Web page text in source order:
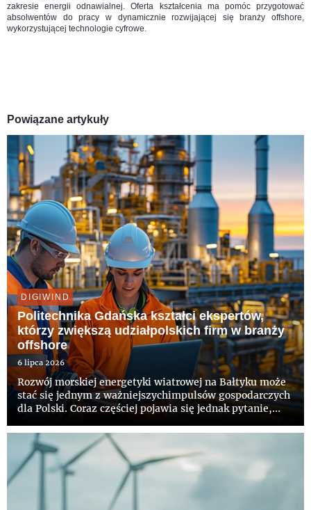
zakresie energii odnawialnej. Oferta kształcenia ma pomóc przygotować
absolwentów do pracy w dynamicznie rozwijającej się branży offshore,
wykorzystującej technologie cyfrowe.
Powiązane artykuły
DIGIWIND
Politechnika Gdańska kształci ekspertów,
którzy zwiększą udziałpolskich firm w branży
offshore
6 lipca 2026
Rozwój morskiej energetyki wiatrowej na Bałtyku może
stać się jednym z ważniejszychimpulsów gospodarczych
dla Polski. Coraz częściej pojawia się jednak pytanie,
gospodarce. Bez odpowiednioprzygotowanych kadr
trudno będz...